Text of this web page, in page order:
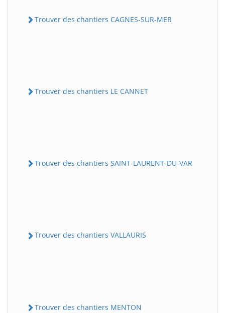
Trouver des chantiers CAGNES-SUR-MER
Trouver des chantiers LE CANNET
Trouver des chantiers SAINT-LAURENT-DU-VAR
Trouver des chantiers VALLAURIS
Trouver des chantiers MENTON